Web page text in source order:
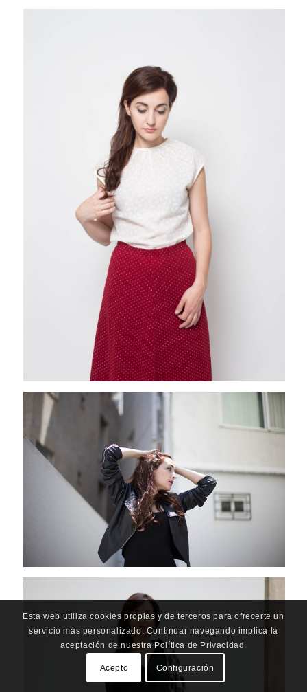
Esta web utiliza cookies propias y de terceros para ofrecerte un
servicio más personalizado. Continuar navegando implica la
aceptación de nuestra Política de Privacidad.
Acepto Configuración